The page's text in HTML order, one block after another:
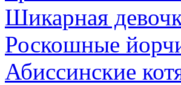
Шикарная
Роскошные
Абиссинские